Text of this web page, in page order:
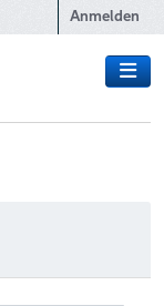
Anmelden